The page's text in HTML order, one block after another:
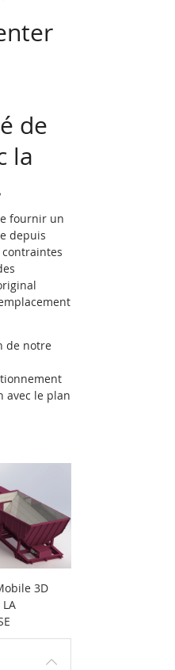
de
la
fournir un
depuis
de notre
avec le plan
3D
LA